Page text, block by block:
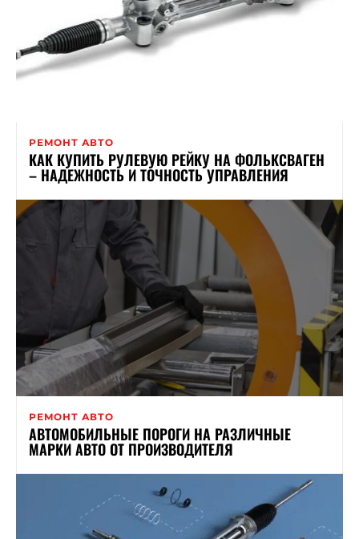
РЕМОНТ АВТО
КАК КУПИТЬ РУЛЕВУЮ РЕЙКУ НА ФОЛЬКСВАГЕН
– НАДЕЖНОСТЬ И ТОЧНОСТЬ УПРАВЛЕНИЯ
РЕМОНТ АВТО
АВТОМОБИЛЬНЫЕ ПОРОГИ НА РАЗЛИЧНЫЕ
МАРКИ АВТО ОТ ПРОИЗВОДИТЕЛЯ